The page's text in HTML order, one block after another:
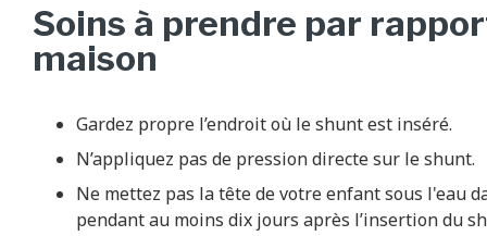
Soins à prendre par
maison
Gardez propre l’endroit où le shunt est inséré.
N’appliquez pas de pression directe sur le shunt.
Ne mettez pas la tête de votre enfant sous l'eau
pendant au moins dix jours après l’insertion du